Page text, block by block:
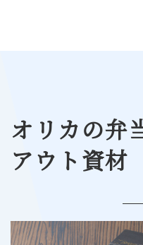
オリカの弁
アウト資材